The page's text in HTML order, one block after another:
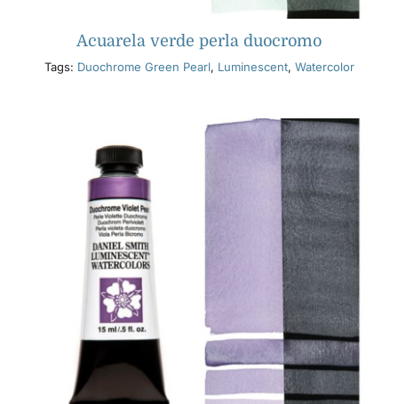
Acuarela verde perla duocromo
Tags: Duochrome Green Pearl, Luminescent, Watercolor